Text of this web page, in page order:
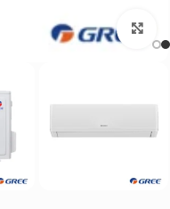
برای بزرگنمایی کلیک کنید